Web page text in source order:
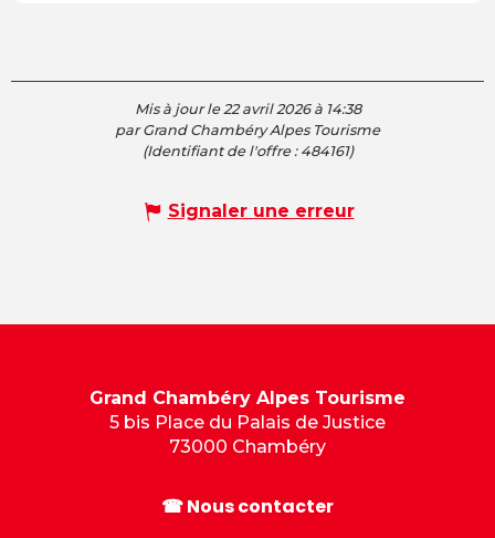
Mis à jour le 22 avril 2026 à 14:38
par Grand Chambéry Alpes Tourisme
(Identifiant de l'offre : 484161)
Signaler une erreur
Grand Chambéry Alpes Tourisme
5 bis Place du Palais de Justice
73000 Chambéry
☎ Nous contacter